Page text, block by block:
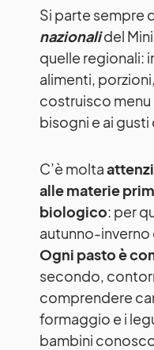
Si parte sempre
nazionalidel
quelle regionali:
alimenti,
costruisco
bisogni e ai
C’è molta
alle materie
biologico: per
autunno-
Ogni pasto è
secondo,
comprendere
formaggio e i
bambini